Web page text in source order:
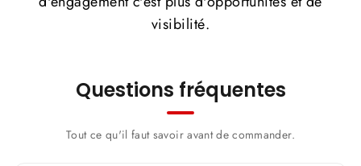
visibilité.
Questions fréquentes
Tout ce qu'il faut savoir avant de commander.